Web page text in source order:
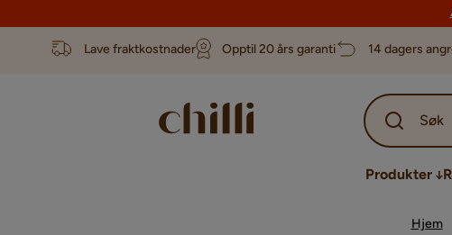
Lave fraktkostnader Opptil 20 års garanti 14 dagers
Søk
Produkter
Hjem